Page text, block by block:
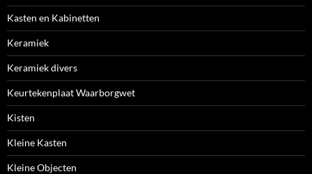
Kasten en Kabinetten
Keramiek
Keramiek divers
Keurtekenplaat Waarborgwet
Kisten
Kleine Kasten
Kleine Objecten